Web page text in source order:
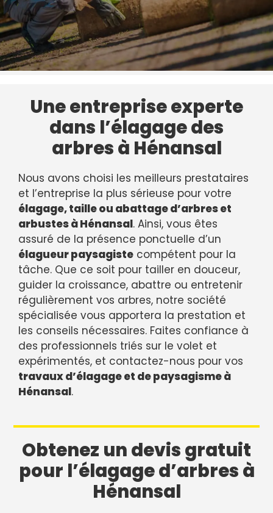
Une entreprise experte
dans l’élagage des
arbres à Hénansal
Nous avons choisi les meilleurs prestataires
et l’entreprise la plus sérieuse pour votre
élagage, taille ou abattage d’arbres et
arbustes à Hénansal. Ainsi, vous êtes
assuré de la présence ponctuelle d’un
élagueur paysagiste compétent pour la
tâche. Que ce soit pour tailler en douceur,
guider la croissance, abattre ou entretenir
régulièrement vos arbres, notre société
spécialisée vous apportera la prestation et
les conseils nécessaires. Faites confiance à
des professionnels triés sur le volet et
expérimentés, et contactez-nous pour vos
travaux d’élagage et de paysagisme à
Hénansal.
Obtenez un devis gratuit
pour l’élagage d’arbres à
Hénansal